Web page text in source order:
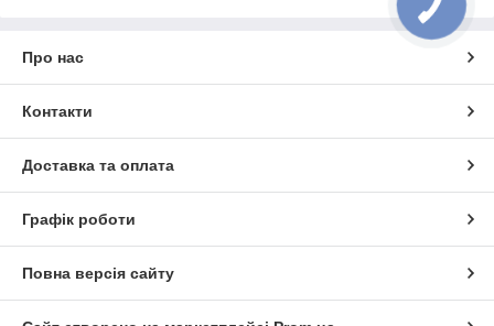
Про нас
Контакти
Доставка та оплата
Графік роботи
Повна версія сайту